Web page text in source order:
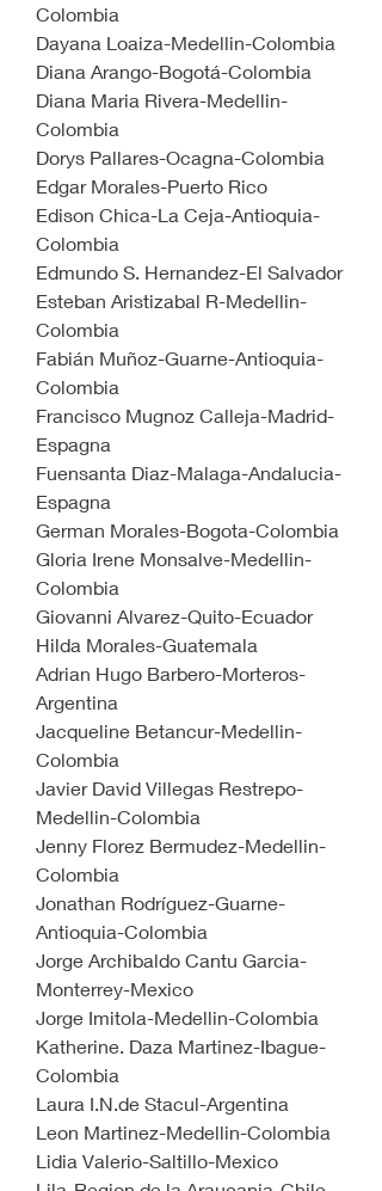
Colombia
Dayana Loaiza-Medellin-Colombia
Diana Arango-Bogotá-Colombia
Diana Maria Rivera-Medellin-
Colombia
Dorys Pallares-Ocagna-Colombia
Edgar Morales-Puerto Rico
Edison Chica-La Ceja-Antioquia-
Colombia
Edmundo S. Hernandez-El Salvador
Esteban Aristizabal R-Medellin-
Colombia
Fabián Muñoz-Guarne-Antioquia-
Colombia
Francisco Mugnoz Calleja-Madrid-
Espagna
Fuensanta Diaz-Malaga-Andalucia-
Espagna
German Morales-Bogota-Colombia
Gloria Irene Monsalve-Medellin-
Colombia
Giovanni Alvarez-Quito-Ecuador
Hilda Morales-Guatemala
Adrian Hugo Barbero-Morteros-
Argentina
Jacqueline Betancur-Medellin-
Colombia
Javier David Villegas Restrepo-
Medellin-Colombia
Jenny Florez Bermudez-Medellin-
Colombia
Jonathan Rodríguez-Guarne-
Antioquia-Colombia
Jorge Archibaldo Cantu Garcia-
Monterrey-Mexico
Jorge Imitola-Medellin-Colombia
Katherine. Daza Martinez-Ibague-
Colombia
Laura I.N.de Stacul-Argentina
Leon Martinez-Medellin-Colombia
Lidia Valerio-Saltillo-Mexico